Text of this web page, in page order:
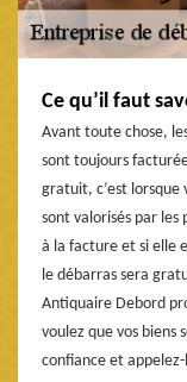
Ce qu’il faut
Avant toute chose,
sont toujours
gratuit, c’est lorsque
sont valorisés par les
à la facture et si elle
le débarras sera
Antiquaire Debord
voulez que vos biens
confiance et appelez-